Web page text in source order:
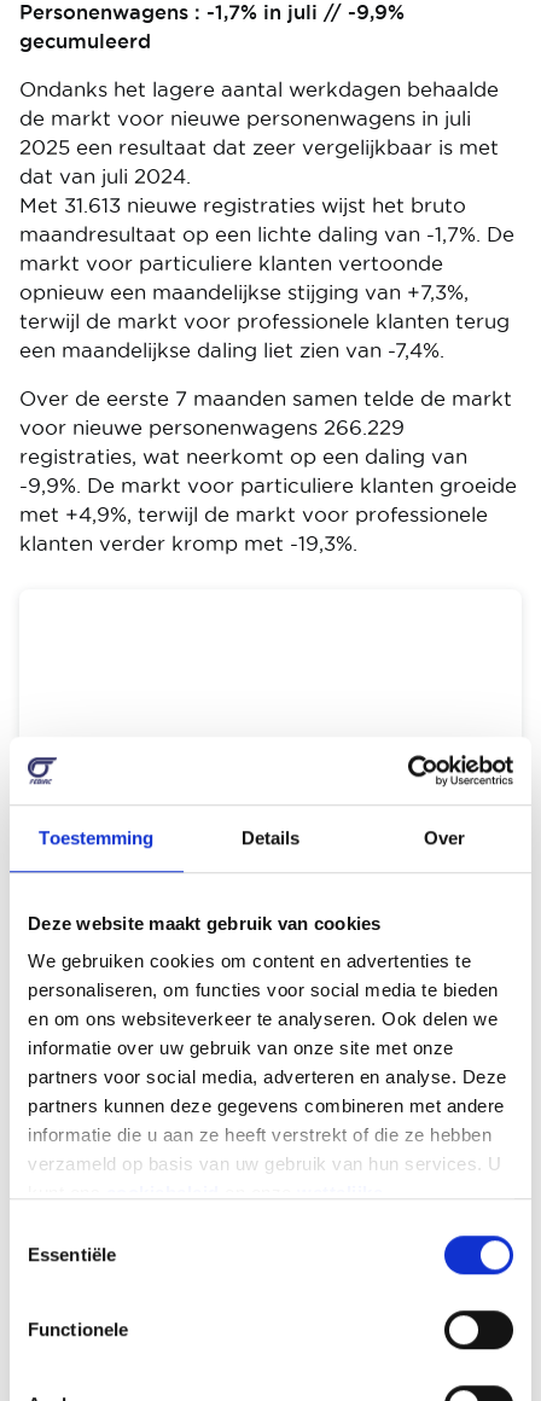
Toestemming Details Over
Deze website maakt gebruik van cookies
We gebruiken cookies om content en advertenties te
personaliseren, om functies voor social media te bieden
en om ons websiteverkeer te analyseren. Ook delen we
informatie over uw gebruik van onze site met onze
partners voor social media, adverteren en analyse. Deze
partners kunnen deze gegevens combineren met andere
informatie die u aan ze heeft verstrekt of die ze hebben
verzameld op basis van uw gebruik van hun services. U
Essentiële
Functionele
Personenwagens : -1,7% in juli // -9,9%
gecumuleerd
Ondanks het lagere aantal werkdagen behaalde
de markt voor nieuwe personenwagens in juli
2025 een resultaat dat zeer vergelijkbaar is met
dat van juli 2024.
Met 31.613 nieuwe registraties wijst het bruto
maandresultaat op een lichte daling van -1,7%. De
markt voor particuliere klanten vertoonde
opnieuw een maandelijkse stijging van +7,3%,
terwijl de markt voor professionele klanten terug
een maandelijkse daling liet zien van -7,4%.
Over de eerste 7 maanden samen telde de markt
voor nieuwe personenwagens 266.229
registraties, wat neerkomt op een daling van
-9,9%. De markt voor particuliere klanten groeide
met +4,9%, terwijl de markt voor professionele
klanten verder kromp met -19,3%.
Lichte bedrijfsvoertuigen: +23,8% in juli // +11,2%
gecumuleerd
De markt voor lichte bedrijfsvoertuigen, die sinds
januari elke maand een stijging laat zien, vertoont
in juli opnieuw een sterke groei: +23,8% voor een
Sinds januari zijn er in totaal 45.264 nieuwe lichte
<16 ton: -10,8% in juli // -5,4% gecumuleerd